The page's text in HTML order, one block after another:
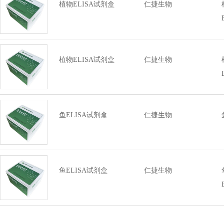
植物ELISA试剂盒 仁捷生物
植物ELISA试剂盒 仁捷生物
鱼ELISA试剂盒 仁捷生物
鱼ELISA试剂盒 仁捷生物